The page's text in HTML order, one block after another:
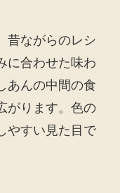
昔ながらのレシ
に合わせた味わ
あんの中間の食
がります。色の
やすい見た目で